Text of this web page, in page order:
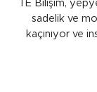
TE Bilişim,
sadelik ve
kaçınıyor ve